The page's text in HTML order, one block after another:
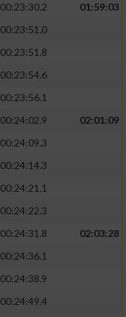
00:23:30.2
01:59:03
00:23:51.0
00:23:51.8
00:23:54.6
00:23:56.1
00:24:02.9
02:01:09
00:24:09.3
00:24:14.3
00:24:21.1
00:24:22.3
00:24:31.8
02:03:28
00:24:36.1
00:24:38.9
00:24:49.4